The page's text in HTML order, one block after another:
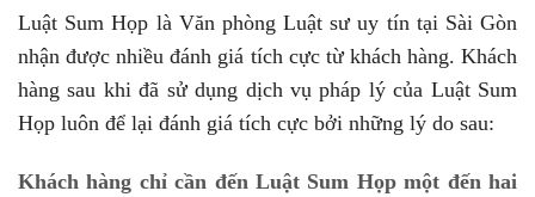
Luật Sum Họp là Văn phòng Luật sư uy tín tại Sài Gòn
nhận được nhiều đánh giá tích cực từ khách hàng. Khách
hàng sau khi đã sử dụng dịch vụ pháp lý của Luật Sum
Họp luôn để lại đánh giá tích cực bởi những lý do sau:
Khách hàng chỉ cần đến Luật Sum Họp một đến hai